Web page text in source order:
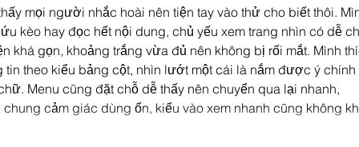
mọi người nhắc hoài nên tiện tay vào thử cho biết thôi.
kèo hay đọc hết nội dung, chủ yếu xem trang nhìn có dễ
khá gọn, khoảng trắng vừa đủ nên không bị rối mắt. Mình
tin theo kiểu bảng cột, nhìn lướt một cái là nắm được ý chính
Menu cũng đặt chỗ dễ thấy nên chuyển qua lại nhanh,
cảm giác dùng ổn, kiểu vào xem nhanh cũng không